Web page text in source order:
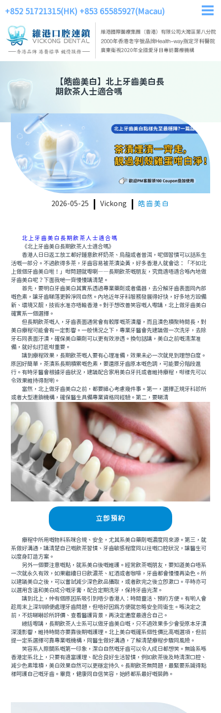
+852 51721315(HK) +853 65585927(Macau)
【皓齒美白】 北上牙齒美白長
期飲茶人士適合嗎
2026-05-25 Vickong 皓齒美白
北上牙齒美白長期飲茶人士適合嗎
《北上牙齒美白長期飲茶人士適合嗎》
香港人日日返工放工都好鍾意飲杯奶茶、烏龍或者普洱，呢個習慣可以話系生
活嘅一部分。不過飲得多茶，牙齒容易被茶漬染黃，好多香港人就會谂：「不如北
上做個牙齒美白啦！」咁問題就嚟喇——長期飲茶嘅朋友，究竟適唔適合喺內地做
牙齒美白呢？下面我哋一齊慢慢講清楚。
首先，要明白牙齒美白其實系透過專業藥劑或者儀器，去分解牙齒表面同內部
嘅色素，讓牙齒睇落更幹淨同自然。內地近年牙科服務發展得好快，好多地方設備
新、環境又靓，技術水准亦唔輸香港。對于想改善笑容嘅人嚟講，北上做牙齒美白
確實系一個選擇。
但長期飲茶嘅人，牙齒表面通常會有較厚嘅茶漬層，而且漬色積聚時間長，對
美白療程可能會有一定影響。一般情況之下，專業牙醫會先建議做一次洗牙，去除
牙石同表面汙漬，確保美白藥劑可以更有效滲透。換句話講，美白之前嘅清潔准
備，就好似打底咁重要。
講到療程效果，長期飲茶嘅人要有心理准備，效果未必一次就見到理想白度。
原因好簡單，茶漬系長期積累嘅色素，要還原牙齒原本嘅色調，可能要分階段進
行。有時牙醫會根據牙齒狀況，建議配合家用美白牙托或者維持療程，咁樣先可以
令效果維持得耐啲。
當然，北上做牙齒美白之前，都要細心考慮幾件事。第一，選擇正規牙科診所
或者大型連鎖機構，確保醫生具備專業資格同經驗。第二，要睇清
立即預約
療程中所用嘅物料系咪合規、安全，尤其系美白藥劑嘅濃度同來源。第三，就
系做好溝通，講清楚自己嘅飲茶習慣、牙齒敏感程度同以往嘅口腔狀況，讓醫生可
以度身訂造方案。
另外一個要注意嘅點，就系美白後嘅維護。經常飲茶嘅朋友，要知道美白唔系
一次就永久有效，如果繼續日日飲濃茶、紅酒或者咖啡，牙齒都會慢慢再染色。所
以建議美白之後，可以嘗試減少深色飲品攝取，或者飲完之後立即漱口。平時亦可
以選用含溫和美白成分嘅牙膏，配合定期洗牙，保持牙齒光潔。
講到北上，仲有個原因系吸引到唔少香港人：時間靈活、預約方便。有啲人會
趁周末上深圳順便處理牙齒問題，但唔好因爲方便就忽略安全同衛生。喺決定之
前，不妨睇嚇診所評價、查看醫護背景，再決定邊度最適合自己。
總括嚟講，長期飲茶人士系可以做牙齒美白嘅，只不過效果多少會受原本牙漬
深淺影響，維持時間亦要靠後期嘅護理。北上美白嘅確系個性價比高嘅選項，但前
提一定系選擇可靠專業嘅機構，同醫生做好溝通，了解清楚療程步驟同風險。
笑容系人際關系嘅第一印象，潔白自然嘅牙齒可以令人成日都想笑。無論系喺
香港定系北上，只要有適當護理、配合良好生活習慣，例如飲茶後及時清潔口腔、
減少色素堆積，美白效果自然可以更穩定持久。長期飲茶無問題，最緊要系識得點
樣呵護自己嘅牙齒。畢竟，健康同自信笑容，始終都系最好嘅裝飾。